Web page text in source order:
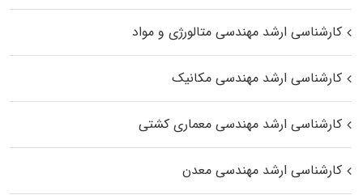
کارشناسی ارشد مهندسی متالورژی و مواد
کارشناسی ارشد مهندسی مکانیک
کارشناسی ارشد مهندسی معماری کشتی
کارشناسی ارشد مهندسی معدن